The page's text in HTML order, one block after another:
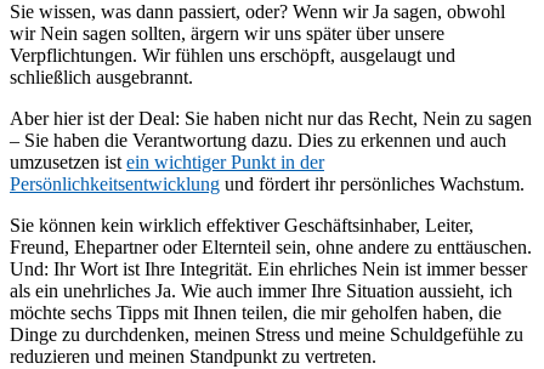
Sie wissen, was dann passiert, oder? Wenn wir Ja sagen, obwohl
wir Nein sagen sollten, ärgern wir uns später über unsere
Verpflichtungen. Wir fühlen uns erschöpft, ausgelaugt und
schließlich ausgebrannt.
Aber hier ist der Deal: Sie haben nicht nur das Recht, Nein zu sagen
– Sie haben die Verantwortung dazu. Dies zu erkennen und auch
umzusetzen istein wichtiger Punkt in der
Persönlichkeitsentwicklung und fördert ihr persönliches Wachstum.
Sie können kein wirklich effektiver Geschäftsinhaber, Leiter,
Freund, Ehepartner oder Elternteil sein, ohne andere zu enttäuschen.
Und: Ihr Wort ist Ihre Integrität. Ein ehrliches Nein ist immer besser
als ein unehrliches Ja. Wie auch immer Ihre Situation aussieht, ich
möchte sechs Tipps mit Ihnen teilen, die mir geholfen haben, die
Dinge zu durchdenken, meinen Stress und meine Schuldgefühle zu
reduzieren und meinen Standpunkt zu vertreten.